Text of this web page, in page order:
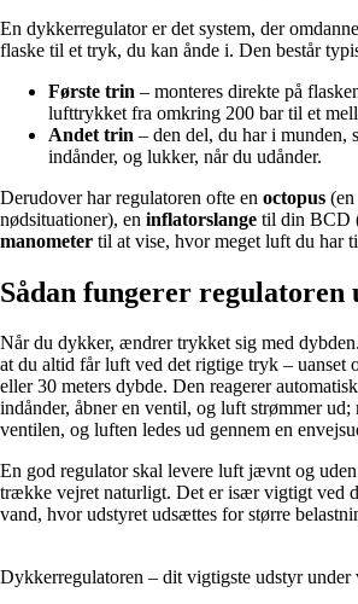
En dykkerregulator er det system, der
flaske til et tryk, du kan ånde i. Den består
Første trin – monteres direkte på
lufttrykket fra omkring 200 bar til et
Andet trin – den del, du har i munden,
indånder, og lukker, når du udånder.
Derudover har regulatoren ofte en octopus
nødsituationer), en inflatorslange til din BCD
manometer til at vise, hvor meget luft du har
Sådan fungerer regulatoren
Når du dykker, ændrer trykket sig med
at du altid får luft ved det rigtige tryk – uanset
eller 30 meters dybde. Den reagerer
indånder, åbner en ventil, og luft strømmer ud;
ventilen, og luften ledes ud gennem en
En god regulator skal levere luft jævnt og
trække vejret naturligt. Det er især vigtigt ved
vand, hvor udstyret udsættes for større
Dykkerregulatoren – dit vigtigste udstyr under